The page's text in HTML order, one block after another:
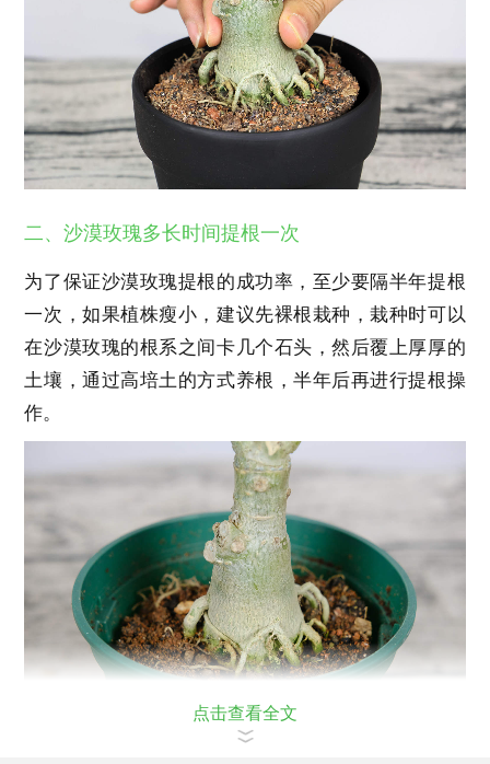
二、沙漠玫瑰多长时间提根一次
为了保证沙漠玫瑰提根的成功率，至少要隔半年提根
一次，如果植株瘦小，建议先裸根栽种，栽种时可以
在沙漠玫瑰的根系之间卡几个石头，然后覆上厚厚的
土壤，通过高培土的方式养根，半年后再进行提根操
作。
点击查看全文